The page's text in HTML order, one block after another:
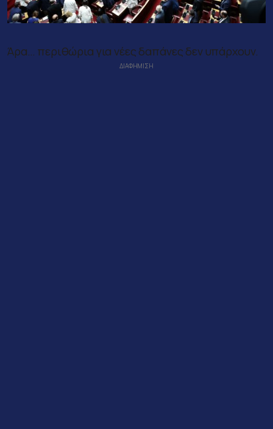
Άρα… περιθώρια για νέες δαπάνες δεν υπάρχουν.